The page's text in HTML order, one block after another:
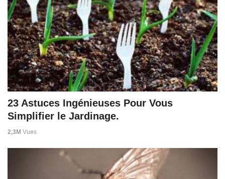
23 Astuces Ingénieuses Pour Vous
Simplifier le Jardinage.
2,3M Vues